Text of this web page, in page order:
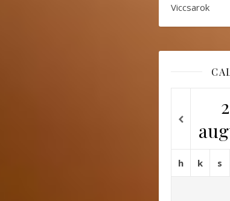
Viccsarok
h k s